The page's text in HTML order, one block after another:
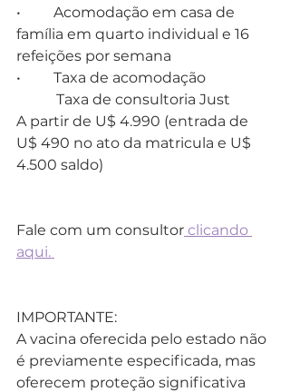
•         Acomodação em casa de
família em quarto individual e 16
refeições por semana
•         Taxa de acomodação
           Taxa de consultoria Just
A partir de U$ 4.990 (entrada de
U$ 490 no ato da matricula e U$
4.500 saldo)
Fale com um consultor clicando
aqui.
IMPORTANTE:
A vacina oferecida pelo estado não
é previamente especificada, mas
oferecem proteção significativa